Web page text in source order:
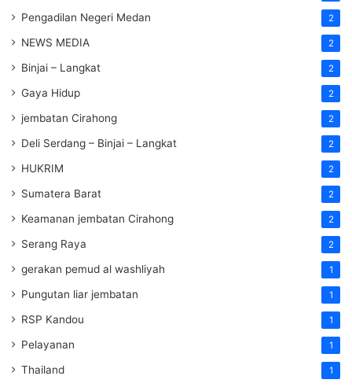
Pengadilan Negeri Medan 2
NEWS MEDIA 2
Binjai – Langkat 2
Gaya Hidup 2
jembatan Cirahong 2
Deli Serdang – Binjai – Langkat 2
HUKRIM 2
Sumatera Barat 2
Keamanan jembatan Cirahong 2
Serang Raya 2
gerakan pemud al washliyah 1
Pungutan liar jembatan 1
RSP Kandou 1
Pelayanan 1
Thailand 1